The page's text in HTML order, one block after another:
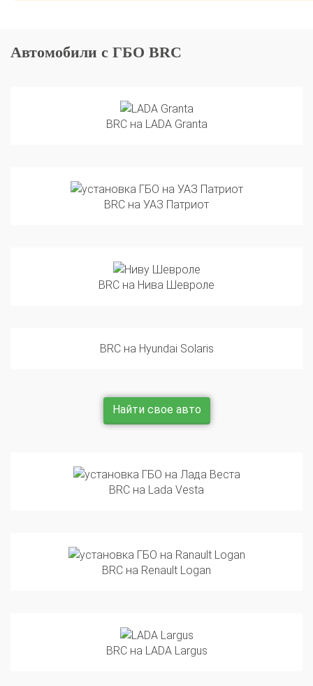
Автомобили с ГБО BRC
BRC на LADA Granta
BRC на УАЗ Патриот
BRC на Нива Шевроле
BRC на Hyundai Solaris
Найти свое авто
BRC на Lada Vesta
BRC на Renault Logan
BRC на LADA Largus